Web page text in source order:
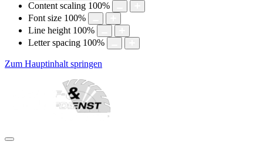
Content scaling 100%
Font size 100%
Line height 100%
Letter spacing 100%
Zum Hauptinhalt springen